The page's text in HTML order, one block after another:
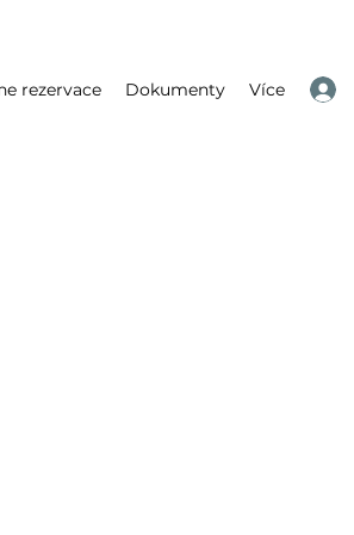
rezervace Dokumenty Více